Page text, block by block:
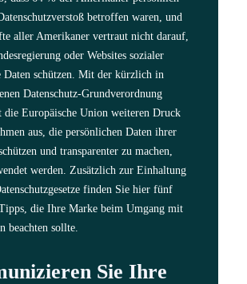
betroffen waren, und
aller Amerikaner vertraut nicht darauf,
oder Websites sozialer
Daten schützen. Mit der kürzlich in
Datenschutz-Grundverordnung
die Europäische Union weiteren Druck
aus, die persönlichen Daten ihrer
und transparenter zu machen,
werden. Zusätzlich zur Einhaltung
finden Sie hier fünf
die Ihre Marke beim Umgang mit
beachten sollte.
Sie Ihre